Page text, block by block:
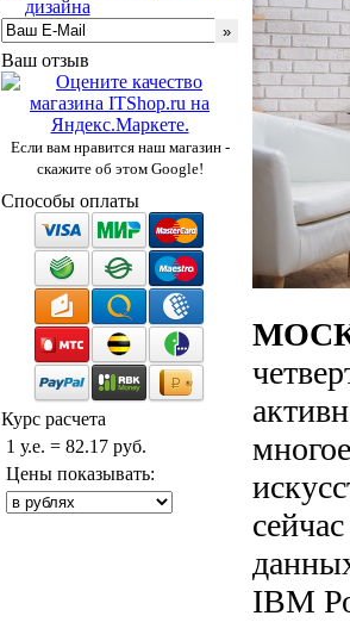
дизайна
Ваш отзыв
Если вам нравится наш магазин -
скажите об этом Google!
Способы оплаты
Курс расчета
1 у.е. = 82.17 руб.
Цены показывать:
IBM